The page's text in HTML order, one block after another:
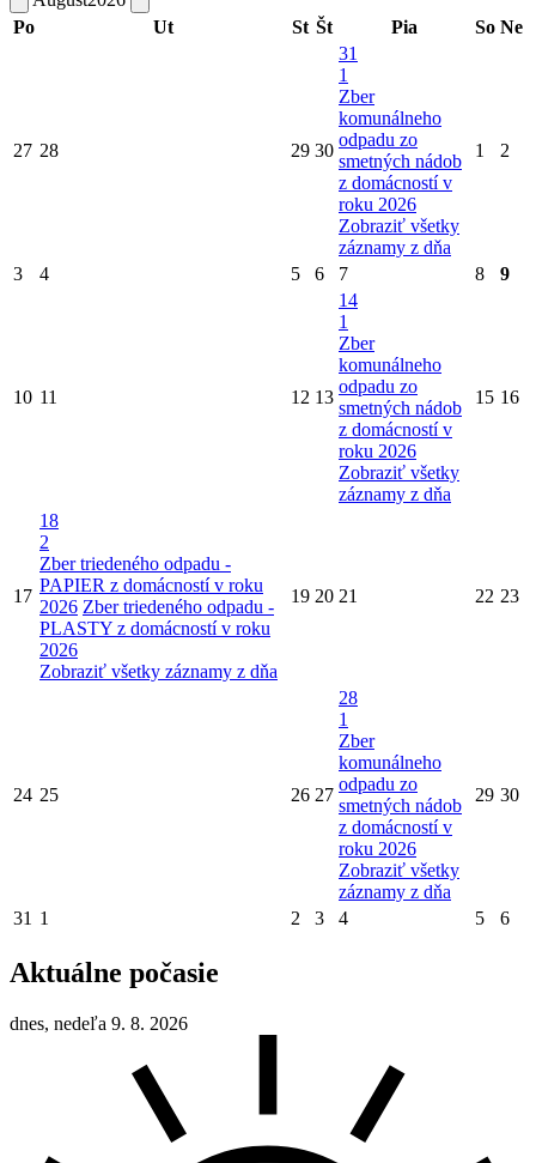
Po
Ut St Št Pia So Ne
27 28 29 30
31
1
Zber
komunálneho
odpadu zo
smetných nádob
z domácností v
roku 2026
Zobraziť všetky
záznamy z dňa
1 2
3 4 5 6 7 8 9
10 11 12 13
14
1
Zber
komunálneho
odpadu zo
smetných nádob
z domácností v
roku 2026
Zobraziť všetky
záznamy z dňa
15 16
17
18
2
Zber triedeného odpadu -
PAPIER z domácností v roku
2026 Zber triedeného odpadu -
PLASTY z domácností v roku
2026
Zobraziť všetky záznamy z dňa
19 20 21 22 23
24 25 26 27
28
1
Zber
komunálneho
odpadu zo
smetných nádob
z domácností v
roku 2026
Zobraziť všetky
záznamy z dňa
29 30
31 1 2 3 4 5 6
Aktuálne počasie
dnes, nedeľa 9. 8. 2026